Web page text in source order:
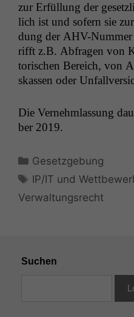
zur Erfül­lung der
lich ist und sofern sie
dung der AHV-
rifft z.B. Abfra­gen von
torischen Bere­ich, von
skassen oder
Die Vernehm­las­sung
ber 2019.
Kategorien
Gesetzgebung
Schlagwörter
IP/IT und
Verwaltungsrecht
Suchen